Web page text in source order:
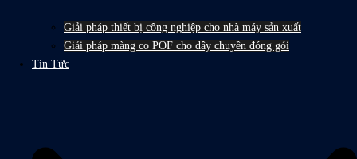
Giải pháp thiết bị công nghiệp cho nhà máy sản xuất
Giải pháp màng co POF cho dây chuyền đóng gói
Tin Tức